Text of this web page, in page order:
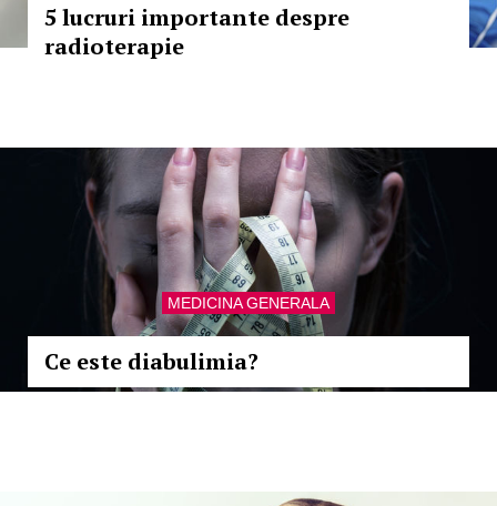
5 lucruri importante despre
radioterapie
MEDICINA GENERALA
Ce este diabulimia?